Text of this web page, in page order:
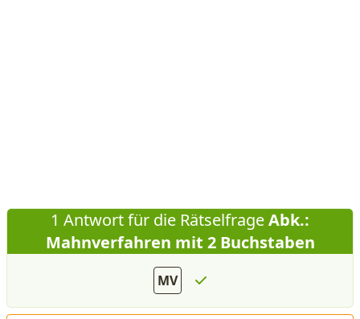
1 Antwort für die RätselfrageAbk.:
Mahnverfahren mit 2 Buchstaben
MV